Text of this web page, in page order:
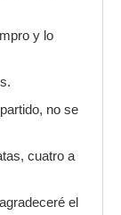
y lo
no se
cuatro a
el